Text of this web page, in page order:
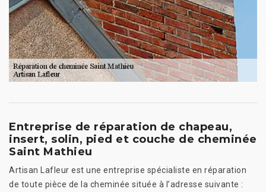
Entreprise de réparation de chapeau,
insert, solin, pied et couche de cheminée
Saint Mathieu
Artisan Lafleur est une entreprise spécialiste en réparation
de toute pièce de la cheminée située à l’adresse suivante :